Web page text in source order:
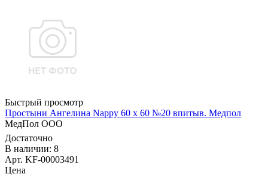
Быстрый просмотр
Простыни Ангелина Nappy 60 х 60 №20 впитыв. Медпол
МедПол ООО
Достаточно
В наличии: 8
Арт. KF-00003491
Цена